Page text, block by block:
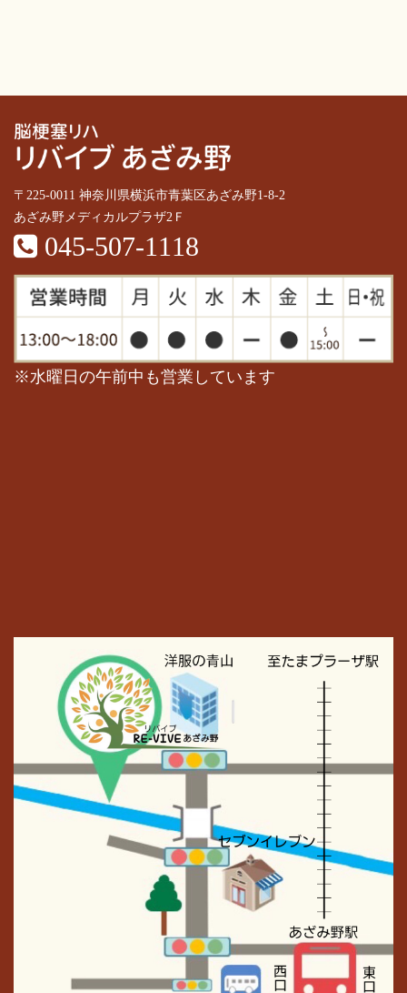
〒225-0011 神奈川県横浜市青葉区あざみ野1-8-2
あざみ野メディカルプラザ2Ｆ
045-507-1118
※水曜日の午前中も営業しています